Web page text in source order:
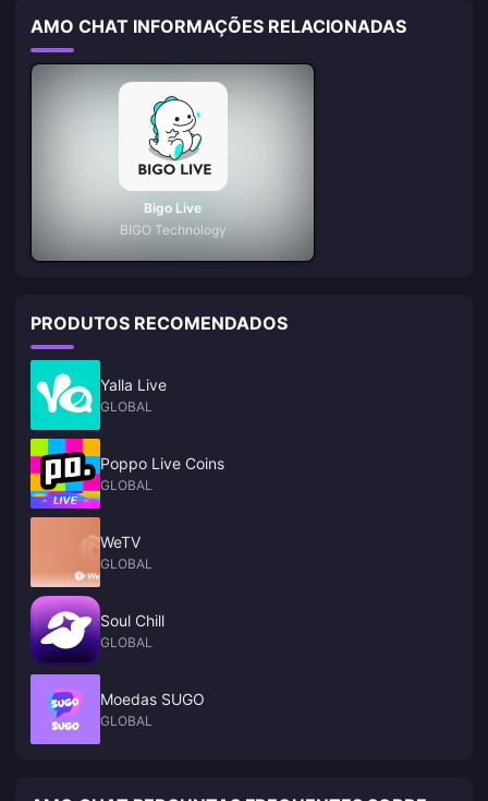
AMO CHAT INFORMAÇÕES RELACIONADAS
Bigo Live
BIGO Technology
PRODUTOS RECOMENDADOS
Yalla Live
GLOBAL
Poppo Live Coins
GLOBAL
WeTV
GLOBAL
Soul Chill
GLOBAL
Moedas SUGO
GLOBAL